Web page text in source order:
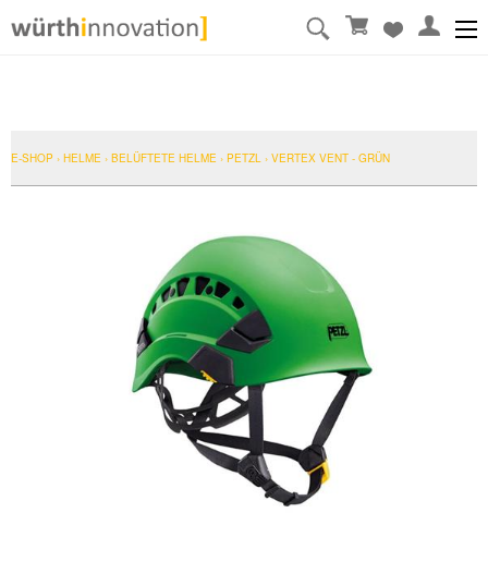
E-SHOP › HELME › BELÜFTETE HELME › PETZL › VERTEX VENT - GRÜN